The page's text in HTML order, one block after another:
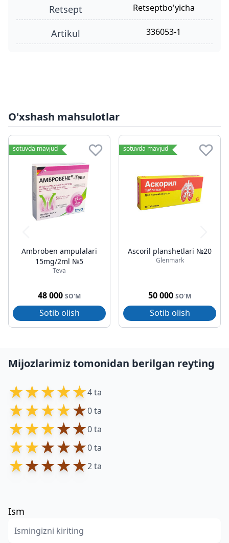
retsept retseptbo'yicha
Artikul 336053-1
O'xshash mahsulotlar
sotuvda mavjud
Ambroben ampulalari
15mg/2ml №5
Teva
48 000 SO'M
Sotib olish
sotuvda mavjud
Ascoril planshetlari №20
Glenmark
50 000 SO'M
Sotib olish
Mijozlarimiz tomonidan berilgan reyting
★★★★★4 ta
★★★★★0 ta
★★★★★0 ta
★★★★★0 ta
★★★★★2 ta
Ism